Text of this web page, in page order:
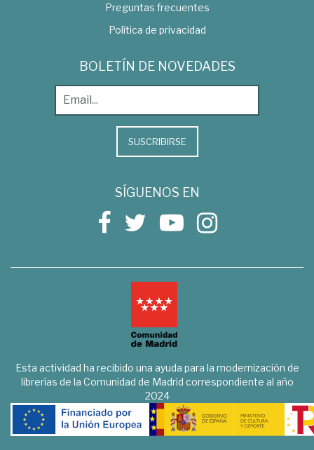
Preguntas frecuentes
Política de privacidad
BOLETÍN DE NOVEDADES
SUSCRIBIRSE
SÍGUENOS EN
Esta actividad ha recibido una ayuda para la modernización de
librerías de la Comunidad de Madrid correspondiente al año
2024